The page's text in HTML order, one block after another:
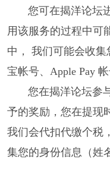
您可在揭洋论坛进
用该服务的过程中可
中， 我们可能会收
宝帐号、Apple Pay
您在揭洋论坛参与
予的奖励，您在提现
我们会代扣代缴个税
集您的身份信息（姓